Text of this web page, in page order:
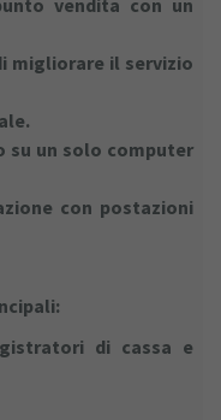
vendita con un
migliorare il servizio
su un solo computer
con postazioni
di cassa e